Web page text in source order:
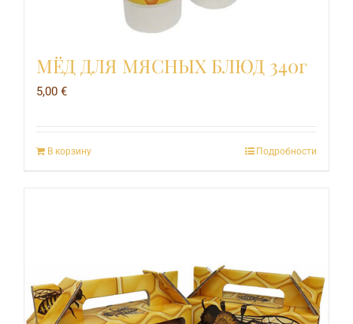
МЁД ДЛЯ МЯСНЫХ БЛЮД 340г
5,00 €
В корзину Подробности